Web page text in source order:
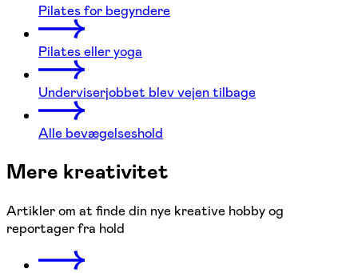
Pilates for begyndere
Pilates eller yoga
Underviserjobbet blev vejen tilbage
Alle bevægelseshold
Mere kreativitet
Artikler om at finde din nye kreative hobby og
reportager fra hold